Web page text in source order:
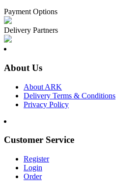
Payment Options
Delivery Partners
About Us
About ARK
Delivery Terms & Conditions
Privacy Policy
Customer Service
Register
Login
Order